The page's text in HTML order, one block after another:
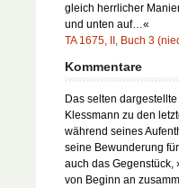
gleich herrlicher
und unten auf…«
TA 1675, II, Buch 3
Kommentare
Das selten
Klessmann zu den
während seines
seine Bewunderung
auch das Gegenstück,
von Beginn an